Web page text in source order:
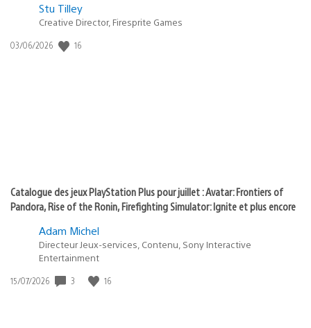
Postée
:
Stu Tilley
Creative Director, Firesprite Games
Date
03/06/2026 16
Catalogue des jeux PlayStation Plus pour juillet : Avatar: Frontiers of
Pandora, Rise of the Ronin, Firefighting Simulator: Ignite et plus encore
Adam Michel
Directeur Jeux-services, Contenu, Sony Interactive
Entertainment
Date
15/07/2026 3 16